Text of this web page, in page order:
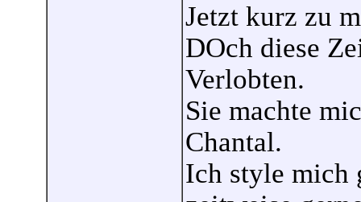
Jetzt kurz zu
DOch diese
Verlobten.
Sie machte
Chantal.
Ich style mich